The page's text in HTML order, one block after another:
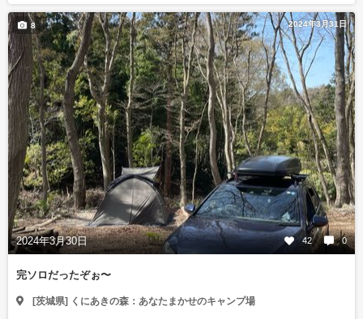
2024年3月31日
2024年3月30日 42 0
8
完ソロだったぞぉ〜
[茨城県] くにあきの森：あなたまかせのキャンプ場